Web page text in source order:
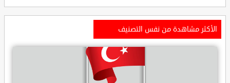
الأكثر مشاهدة من نفس التصنيف